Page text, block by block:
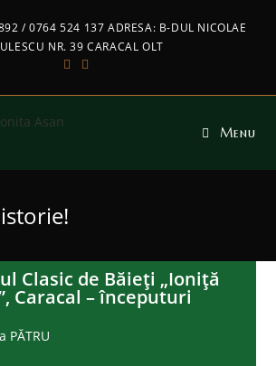
/ 0764 524 137 ADRESA: B-DUL NICOLAE
NR. 39 CARACAL OLT
Menu
Clasic de Băieţi „Ioniţă
Caracal – începuturi
PĂTRU